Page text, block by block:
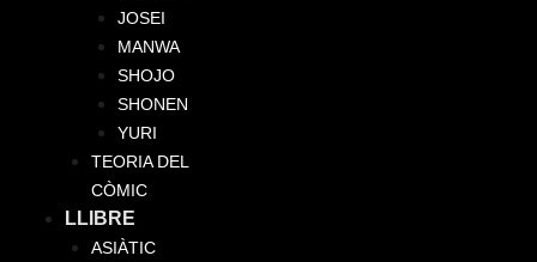
JOSEI
MANWA
SHOJO
SHONEN
YURI
TEORIA DEL
CÒMIC
LLIBRE
ASIÀTIC